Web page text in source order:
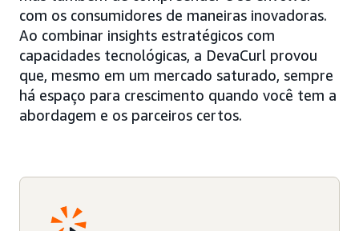
com os consumidores de maneiras inovadoras.
Ao combinar insights estratégicos com
capacidades tecnológicas, a DevaCurl provou
que, mesmo em um mercado saturado, sempre
há espaço para crescimento quando você tem a
abordagem e os parceiros certos.